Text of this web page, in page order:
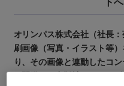
オリンパス株式会社（社長
刷画像（写真・イラスト等
り、その画像と連動したコ